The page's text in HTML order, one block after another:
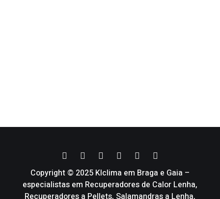
Copyright © 2025 Klclima em Braga e Gaia –
especialistas em Recuperadores de Calor Lenha,
Recuperadores a Pellets, Salamandras a Lenha,